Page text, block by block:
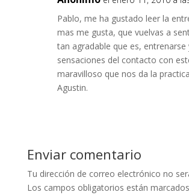
Pablo, me ha gustado leer la
mas me gusta, que vuelvas a
tan agradable que es, entrenarse
sensaciones del contacto con
maravilloso que nos da la
Agustin.
Enviar comentario
Tu dirección de correo electrónico no
Los campos obligatorios están